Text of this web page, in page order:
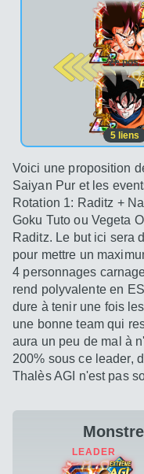
2e pos.
5 liens
Voici une proposition
Saiyan Pur et les
Rotation 1: Raditz +
Goku Tuto ou Vegeta
Raditz. Le but ici sera
pour mettre un
4 personnages
rend polyvalente en
dure à tenir une fois
une bonne team qui
aura un peu de mal à
200% sous ce leader,
Thalès AGI n'est pas